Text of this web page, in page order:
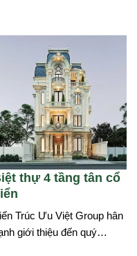
thự 4 tầng tân cổ
Trúc Ưu Việt Group hân
giới thiệu đến quý…